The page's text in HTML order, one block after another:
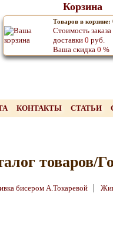
Корзина
Товаров в корзине:
Стоимость заказа
доставки 0 руб.
Ваша скидка 0 %
КОНТАКТЫ СТАТЬИ
товаров/
бисером А.Токаревой |